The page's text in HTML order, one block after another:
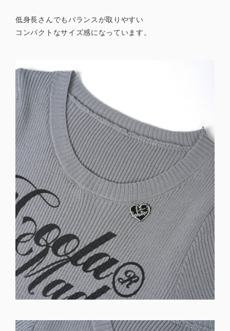
低身長さんでもバランスが取りやすい
コンパクトなサイズ感になっています。